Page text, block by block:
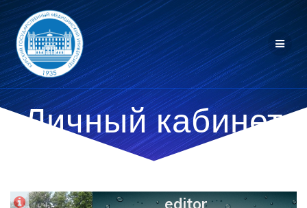
Личный кабинет
editor